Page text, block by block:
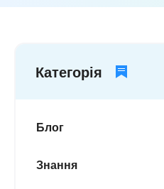
Категорія
Блог
Знання